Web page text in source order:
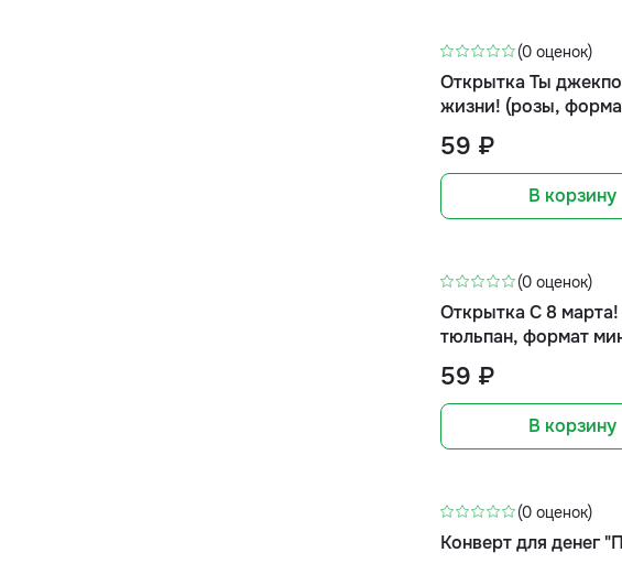
(0 оценок)
Открытка Ты
жизни! (розы,
59 ₽
В корзину
(0 оценок)
Открытка С 8 марта!
тюльпан, формат
59 ₽
В корзину
(0 оценок)
Конверт для денег